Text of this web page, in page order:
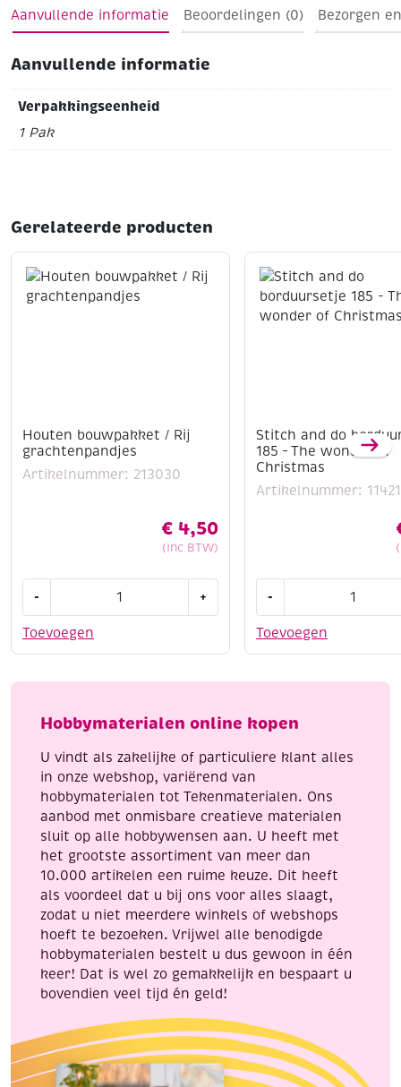
Aanvullende informatie Beoordelingen (0) Bezorgen
Aanvullende informatie
Verpakkingseenheid
1 Pak
Gerelateerde producten
Houten bouwpakket / Rij
grachtenpandjes
Artikelnummer: 213030
€ 4,50
(Inc BTW)
Toevoegen
-
/
aantal
+
Stitch and do
185 – The wonder of
Christmas
Artikelnummer:
Toevoegen
-
do
-
wonder
Christmas
Hobbymaterialen online kopen
U vindt als zakelijke of particuliere klant alles
in onze webshop, variërend van
hobbymaterialen tot Tekenmaterialen. Ons
aanbod met onmisbare creatieve materialen
sluit op alle hobbywensen aan. U heeft met
het grootste assortiment van meer dan
10.000 artikelen een ruime keuze. Dit heeft
als voordeel dat u bij ons voor alles slaagt,
zodat u niet meerdere winkels of webshops
hoeft te bezoeken. Vrijwel alle benodigde
hobbymaterialen bestelt u dus gewoon in één
keer! Dat is wel zo gemakkelijk en bespaart u
bovendien veel tijd én geld!